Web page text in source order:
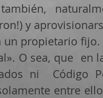
y
un propietario fijo.
O sea, que  en
ni  Código
entre